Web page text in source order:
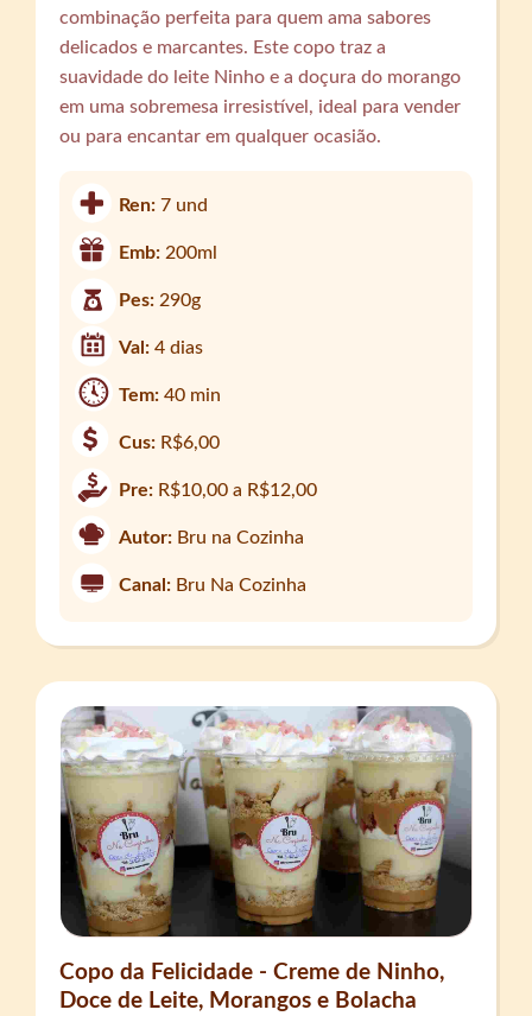
combinação perfeita para quem ama sabores
delicados e marcantes. Este copo traz a
suavidade do leite Ninho e a doçura do morango
em uma sobremesa irresistível, ideal para vender
ou para encantar em qualquer ocasião.
Ren:7 und
Emb: 200ml
Pes: 290g
Val:4 dias
Tem:40 min
Cus: R$6,00
Pre: R$10,00 a R$12,00
Autor: Bru na Cozinha
Canal: Bru Na Cozinha
Copo da Felicidade - Creme de Ninho,
Doce de Leite, Morangos e Bolacha